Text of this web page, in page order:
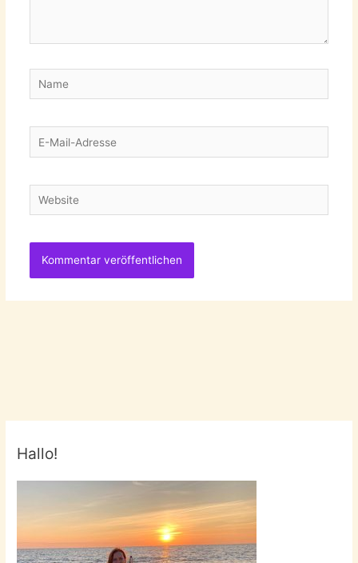
Name
E-
Mail-
Website
Hallo!